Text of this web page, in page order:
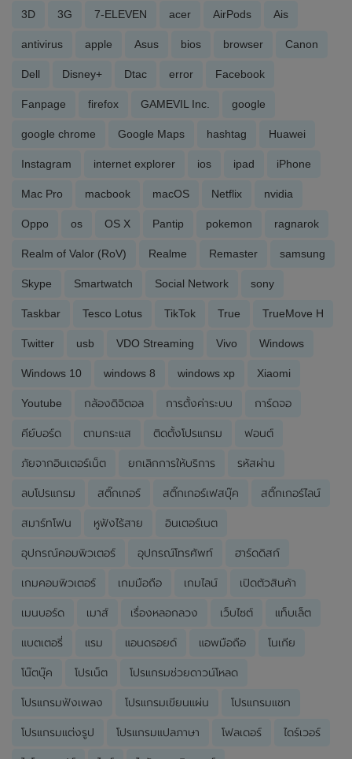
3D 3G 7-ELEVEN acer AirPods Ais
antivirus apple Asus bios browser Canon
Dell Disney+ Dtac error Facebook
Fanpage firefox GAMEVIL Inc. google
google chrome Google Maps hashtag Huawei
Instagram internet explorer ios ipad iPhone
Mac Pro macbook macOS Netflix nvidia
Oppo os OS X Pantip pokemon ragnarok
Realm of Valor (RoV) Realme Remaster samsung
Skype Smartwatch Social Network sony
Taskbar Tesco Lotus TikTok True TrueMove H
Twitter usb VDO Streaming Vivo Windows
Windows 10 windows 8 windows xp Xiaomi
Youtube กล้องดิจิตอล การตั้งค่าระบบ การ์ดจอ
คีย์บอร์ด ตามกระแส ติดตั้งโปรแกรม ฟอนต์
ภัยจากอินเตอร์เน็ต ยกเลิกการให้บริการ รหัสผ่าน
ลบโปรแกรม สติ๊กเกอร์ สติ๊กเกอร์เฟสบุ๊ค สติ๊กเกอร์ไลน์
สมาร์ทโฟน หูฟังไร้สาย อินเตอร์เนต
อุปกรณ์คอมพิวเตอร์ อุปกรณ์โทรศัพท์ ฮาร์ดดิสก์
เกมคอมพิวเตอร์ เกมมือถือ เกมไลน์ เปิดตัวสินค้า
เมนบอร์ด เมาส์ เรื่องหลอกลวง เว็บไซต์ แท็บเล็ต
แบตเตอรี่ แรม แอนดรอยด์ แอพมือถือ โนเกีย
โน๊ตบุ๊ค โปรเน็ต โปรแกรมช่วยดาวน์โหลด
โปรแกรมฟังเพลง โปรแกรมเขียนแผ่น โปรแกรมแชท
โปรแกรมแต่งรูป โปรแกรมแปลภาษา โฟลเดอร์ ไดร์เวอร์